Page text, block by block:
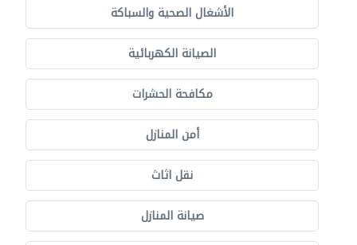
الأشغال الصحية والسباكة
الصيانة الكهربائية
مكافحة الحشرات
أمن المنازل
نقل اثاث
صيانة المنازل